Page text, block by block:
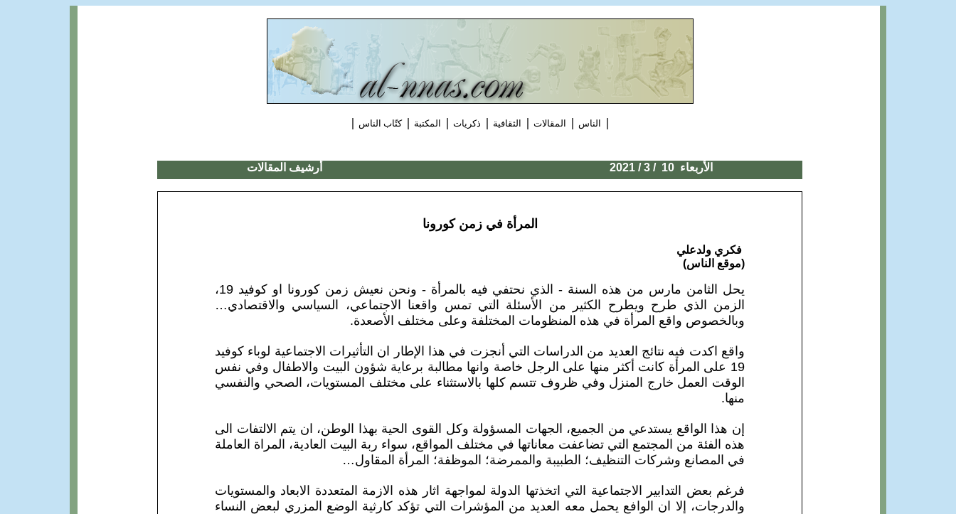
| الناس | المقالات | الثقافية | ذكريات | المكتبة | كتّاب الناس |
الأربعاء 10 / 3 / 2021 أرشيف المقالات
المرأة في زمن كورونا
فكري ولدعلي
(موقع الناس)
يحل الثامن مارس من هذه السنة - الذي نحتفي فيه بالمرأة - ونحن نعيش زمن كورونا او كوفيد 19،
الزمن الذي طرح ويطرح الكثير من الأسئلة التي تمس واقعنا الاجتماعي، السياسي والاقتصادي…
وبالخصوص واقع المرأة في هذه المنظومات المختلفة وعلى مختلف الأصعدة.
واقع اكدت فيه نتائج العديد من الدراسات التي أنجزت في هذا الإطار ان التأثيرات الاجتماعية لوباء كوفيد
19 على المرأة كانت أكثر منها على الرجل خاصة وانها مطالبة برعاية شؤون البيت والاطفال وفي نفس
الوقت العمل خارج المنزل وفي ظروف تتسم كلها بالاستثناء على مختلف المستويات، الصحي والنفسي
منها.
إن هذا الواقع يستدعي من الجميع، الجهات المسؤولة وكل القوى الحية بهذا الوطن، ان يتم الالتفات الى
هذه الفئة من المجتمع التي تضاعفت معاناتها في مختلف المواقع، سواء ربة البيت العادية، المراة العاملة
في المصانع وشركات التنظيف؛ الطبيبة والممرضة؛ الموظفة؛ المرأة المقاول…
فرغم بعض التدابير الاجتماعية التي اتخذتها الدولة لمواجهة اثار هذه الازمة المتعددة الابعاد والمستويات
والدرجات، إلا ان الوافع يحمل معه العديد من المؤشرات التي تؤكد كارثية الوضع المزري لبعض النساء